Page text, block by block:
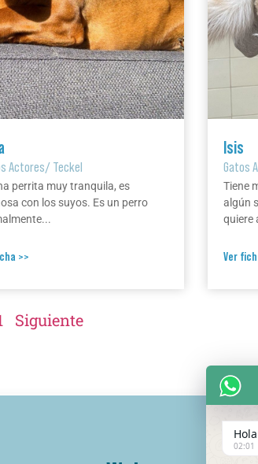
Actores/ Teckel
perrita muy tranquila, es
con los suyos. Es un perro
>>
Isis
Gatos
Tiene
algún
quiere
Ver
Siguiente
02:01